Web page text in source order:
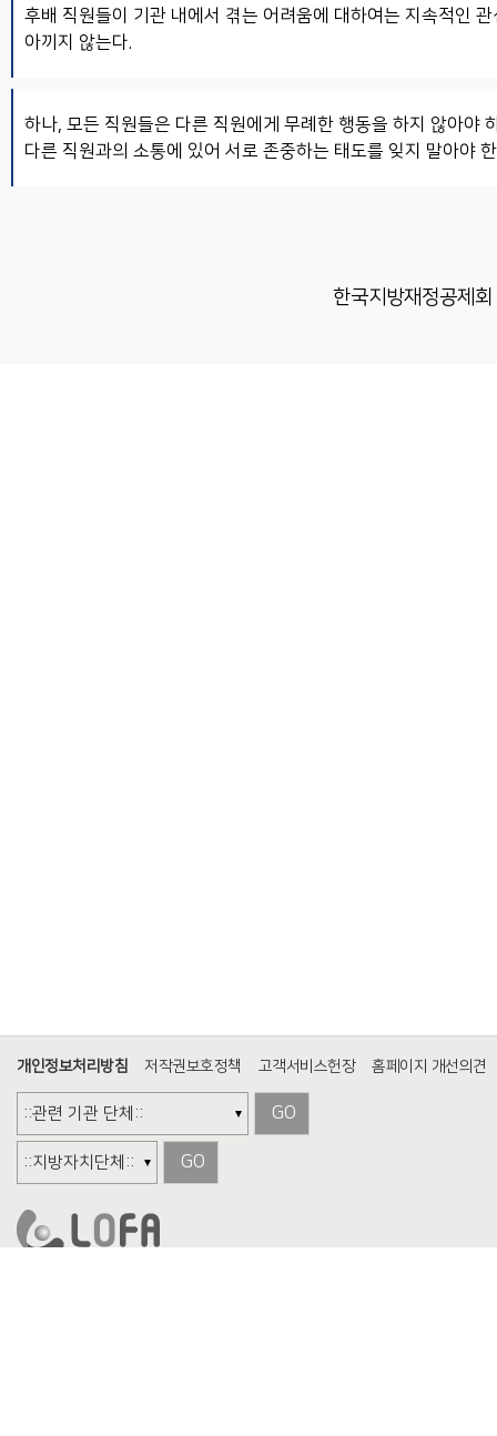
후배 직원들이 기관 내에서 겪는 어려움에 대하여는 지속적인
아끼지 않는다.
하나, 모든 직원들은 다른 직원에게 무례한 행동을 하지 않아야
다른 직원과의 소통에 있어 서로 존중하는 태도를 잊지 말아야
한국지방재정공제
개인정보처리방침 저작권보호정책 고객서비스헌장 홈페이지 개선의견
GO
GO